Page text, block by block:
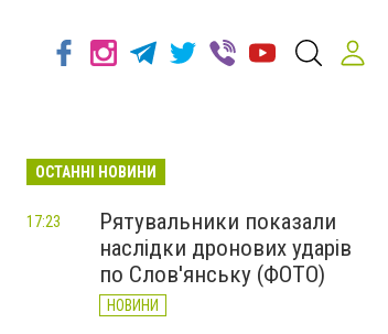
ОСТАННІ НОВИНИ
Рятувальники показали
наслідки дронових ударів
по Слов'янську (ФОТО)
НОВИНИ
17:23